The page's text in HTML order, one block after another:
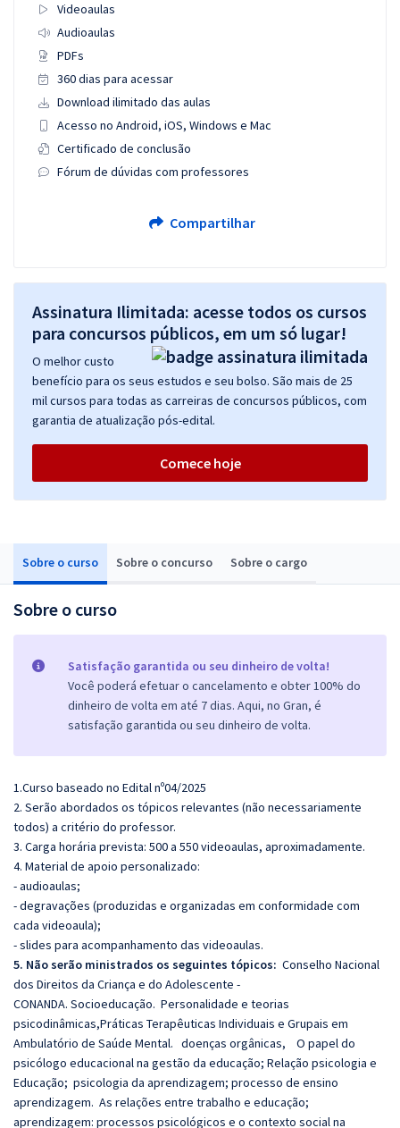
Sobre o curso Sobre o concurso Sobre o cargo
Sobre o curso
Satisfação garantida ou seu dinheiro de volta!
Você poderá efetuar o cancelamento e obter 100% do
dinheiro de volta em até 7 dias. Aqui, no Gran, é
satisfação garantida ou seu dinheiro de volta.
1.Curso baseado no Edital nº04/2025
2. Serão abordados os tópicos relevantes (não necessariamente
todos) a critério do professor.
3. Carga horária prevista: 500 a 550 videoaulas, aproximadamente.
4. Material de apoio personalizado:
- audioaulas;
- degravações (produzidas e organizadas em conformidade com
cada videoaula);
- slides para acompanhamento das videoaulas.
5. Não serão ministrados os seguintes tópicos: Conselho Nacional
dos Direitos da Criança e do Adolescente -
CONANDA. Socioeducação. Personalidade e teorias
psicodinâmicas,Práticas Terapêuticas Individuais e Grupais em
Ambulatório de Saúde Mental. doenças orgânicas, O papel do
psicólogo educacional na gestão da educação; Relação psicologia e
Educação; psicologia da aprendizagem; processo de ensino
aprendizagem. As relações entre trabalho e educação;
aprendizagem: processos psicológicos e o contexto social na
Videoaulas
Audioaulas
PDFs
360 dias para acessar
Download ilimitado das aulas
Acesso no Android, iOS, Windows e Mac
Certificado de conclusão
Fórum de dúvidas com professores
Compartilhar
Assinatura Ilimitada: acesse todos os cursos
para concursos públicos, em um só lugar!
O melhor custo
benefício para os seus estudos e seu bolso. São mais de 25
mil cursos para todas as carreiras de concursos públicos, com
garantia de atualização pós-edital.
Comece hoje